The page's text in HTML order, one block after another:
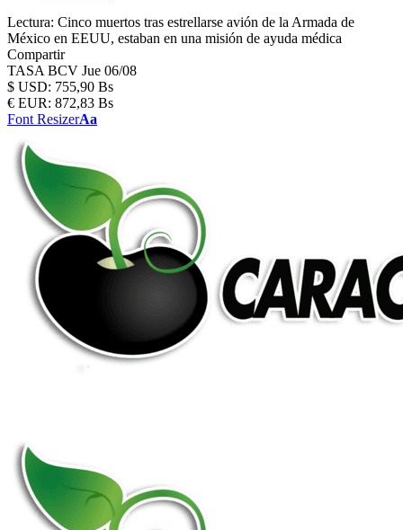
Lectura: Cinco muertos tras estrellarse avión de la Armada de
México en EEUU, estaban en una misión de ayuda médica
Compartir
TASA BCV Jue 06/08
$ USD: 755,90 Bs
€ EUR: 872,83 Bs
Font ResizerAa